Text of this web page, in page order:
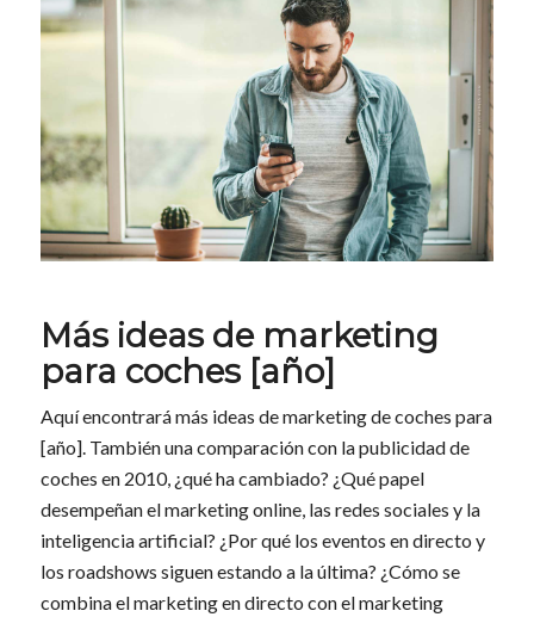
Más ideas de marketing
para coches [año]
Aquí encontrará más ideas de marketing de coches para
[año]. También una comparación con la publicidad de
coches en 2010, ¿qué ha cambiado? ¿Qué papel
desempeñan el marketing online, las redes sociales y la
inteligencia artificial? ¿Por qué los eventos en directo y
los roadshows siguen estando a la última? ¿Cómo se
combina el marketing en directo con el marketing